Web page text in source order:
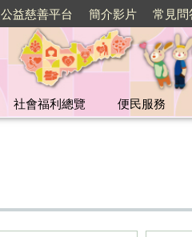
公益慈善平台 簡介影片 常見問
社會福利總覽 便民服務